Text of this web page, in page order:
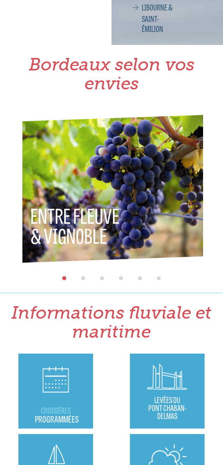
LIBOURNE &
SAINT-
ÉMILION
Bordeaux selon vos
envies
ENTRE FLEUVE
& VIGNOBLE &
Informations fluviale et
maritime
CROISIÈRES
PROGRAMMÉES
LEVÉES DU
PONT CHABAN-
DELMAS